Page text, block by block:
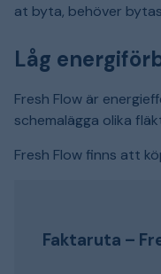
at byta, behöver
Låg
Fresh Flow är
schemalägga olika
Fresh Flow finns att
Faktaruta –